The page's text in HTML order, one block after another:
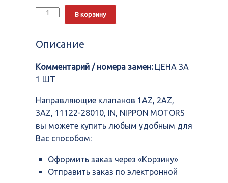
Количество
Направляющие
2AZ,
11122-
28010,
NIPPON
MOTORS
В корзину
Описание
Комментарий / номера замен:ЦЕНА ЗА
1 ШТ
Направляющие клапанов 1AZ, 2AZ,
3AZ, 11122-28010, IN, NIPPON MOTORS
вы можете купить любым удобным для
Вас способом:
Оформить заказ через «Корзину»
Отправить заказ по электронной